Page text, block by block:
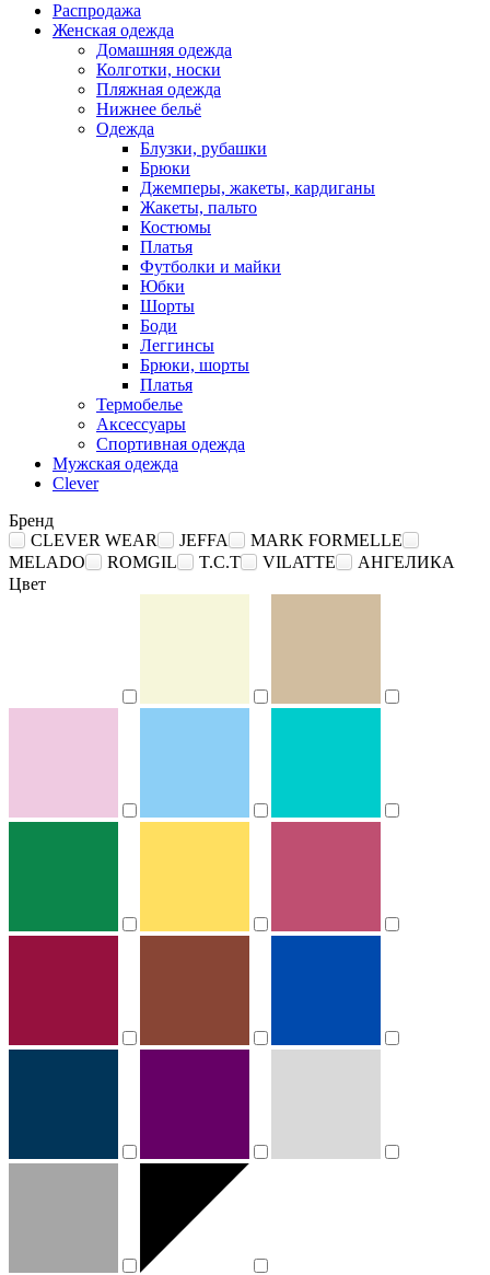
Распродажа
Женская одежда
Домашняя одежда
Колготки, носки
Пляжная одежда
Нижнее бельё
Одежда
Блузки, рубашки
Брюки
Джемперы, жакеты, кардиганы
Жакеты, пальто
Костюмы
Платья
Футболки и майки
Юбки
Шорты
Боди
Леггинсы
Брюки, шорты
Платья
Термобелье
Аксессуары
Спортивная одежда
Мужская одежда
Clever
Бренд
CLEVER WEAR
JEFFA
MARK FORMELLE
MELADO
ROMGIL T.C.T VILATTE
АНГЕЛИКА
Цвет